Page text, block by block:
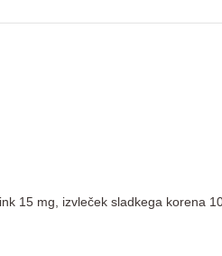
15 mg, izvleček sladkega korena